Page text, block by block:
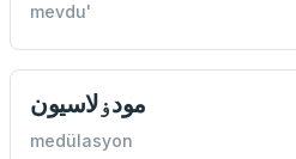
mevdu'
مودۏلاسیون
medülasyon